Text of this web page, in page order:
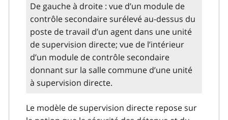
De gauche à droite : vue d’un module de
contrôle secondaire surélevé au-dessus du
poste de travail d’un agent dans une unité
de supervision directe; vue de l’intérieur
d’un module de contrôle secondaire
donnant sur la salle commune d’une unité
à supervision directe.
Le modèle de supervision directe repose sur